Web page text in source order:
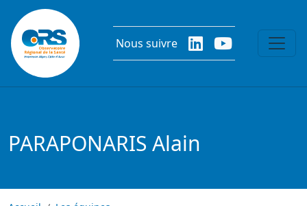
Aller au contenu principal
Nous suivre
PARAPONARIS Alain